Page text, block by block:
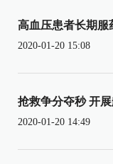
高血压患者长期服
2020-01-20 15:08
抢救争分夺秒 开
2020-01-20 14:49